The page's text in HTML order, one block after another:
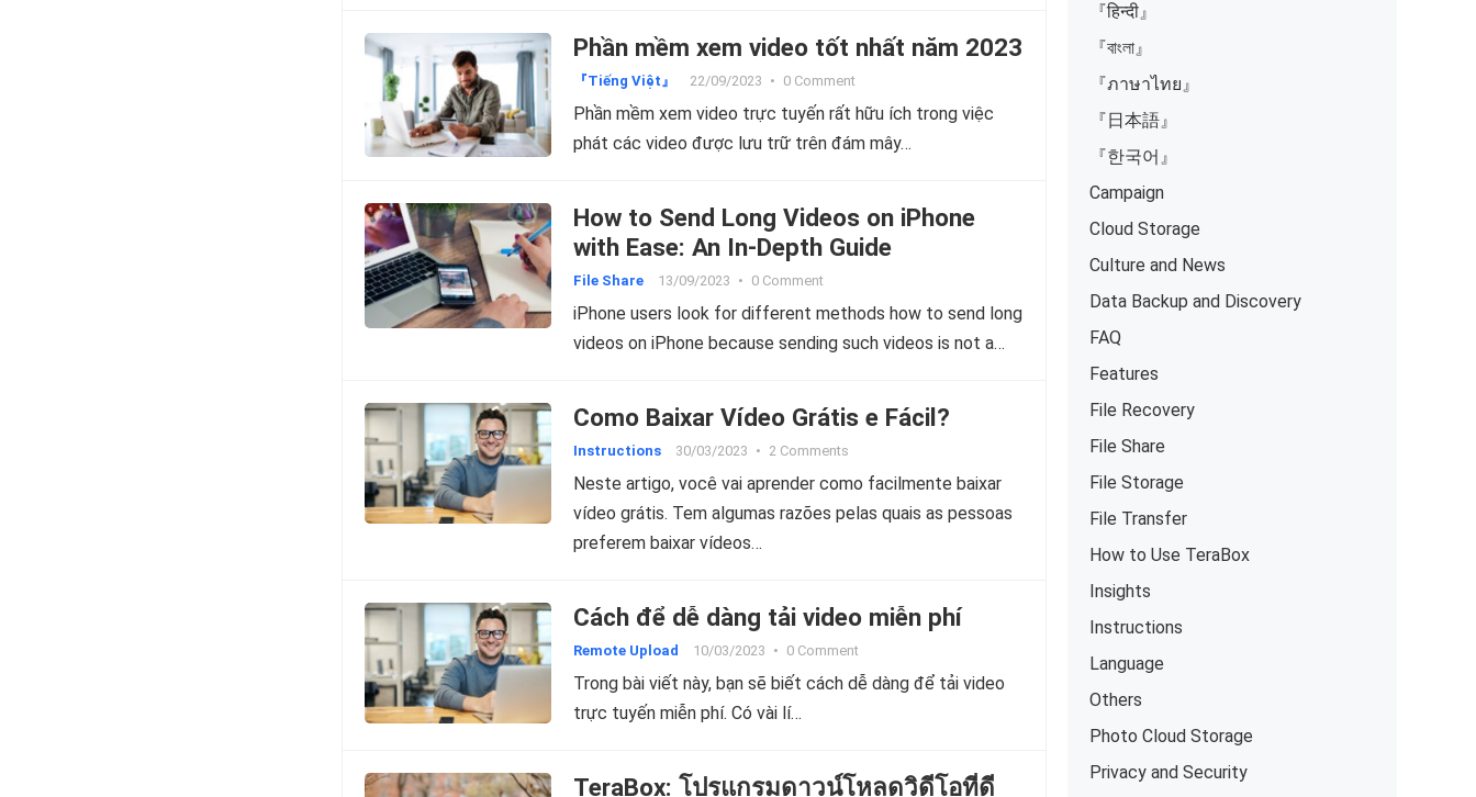
2TBまで増や、クラウドストレージ全体があなたのデジ
タル金庫になります。クラウドデータセキュリティの需
要が高い企業や個人に最適です。 ゴミ箱の保存時間：も
う一つの安全上の利点は、ゴミ箱でファイルを復元でき
を復元することができます。これにより、誤削除してし
まったファイルを復元するための時間を確保できるだけ
でなく、安心感も得られます。 広告なし：TeraBox
Premiumがあれば、邪魔されることなく、大切なファイ
ルにだけ集中することができます。もう邪魔もポップア
Phần mềm xem video tốt nhất năm 2023
『Tiếng Việt』 22/09/2023 • 0 Comment
Phần mềm xem video trực tuyến rất hữu ích trong việc
phát các video được lưu trữ trên đám mây…
How to Send Long Videos on iPhone
with Ease: An In-Depth Guide
File Share 13/09/2023 • 0 Comment
iPhone users look for different methods how to send long
videos on iPhone because sending such videos is not a…
Como Baixar Vídeo Grátis e Fácil?
Instructions 30/03/2023 • 2 Comments
Neste artigo, você vai aprender como facilmente baixar
vídeo grátis. Tem algumas razões pelas quais as pessoas
preferem baixar vídeos…
Cách để dễ dàng tải video miễn phí
Remote Upload 10/03/2023 • 0 Comment
Trong bài viết này, bạn sẽ biết cách dễ dàng để tải video
trực tuyến miễn phí. Có vài lí…
TeraBox: โปรแกรมดาวน์โหลดวิดีโอที่ดี
『हिन्दी』
『বাংলা』
『ภาษาไทย』
『日本語』
『한국어』
Campaign
Cloud Storage
Culture and News
Data Backup and Discovery
FAQ
Features
File Recovery
File Share
File Storage
File Transfer
How to Use TeraBox
Insights
Instructions
Language
Others
Photo Cloud Storage
Privacy and Security